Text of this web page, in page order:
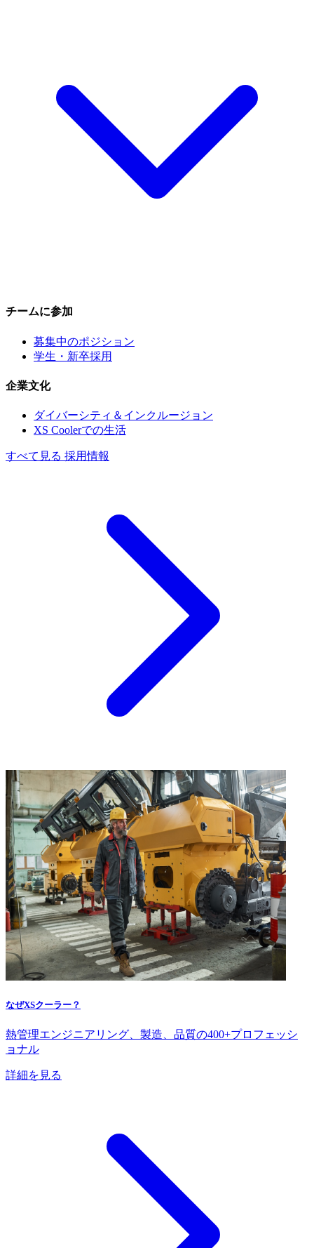
チームに参加
募集中のポジション
学生・新卒採用
企業文化
ダイバーシティ＆インクルージョン
XS Coolerでの生活
すべて見る 採用情報
なぜXSクーラー？
熱管理エンジニアリング、製造、品質の400+プロフェッシ
ョナル
詳細を見る